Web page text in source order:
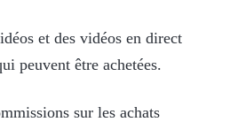
et des vidéos en direct
peuvent être achetées.
sur les achats